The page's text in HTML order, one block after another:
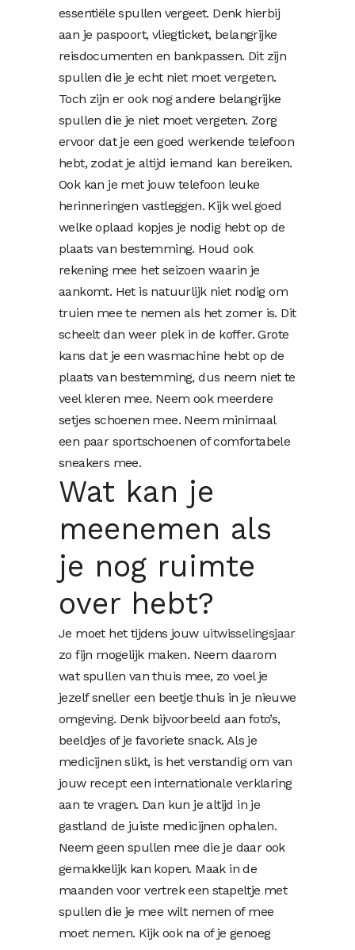
essentiële spullen vergeet. Denk hierbij
aan je paspoort, vliegticket, belangrijke
reisdocumenten en bankpassen. Dit zijn
spullen die je echt niet moet vergeten.
Toch zijn er ook nog andere belangrijke
spullen die je niet moet vergeten. Zorg
ervoor dat je een goed werkende telefoon
hebt, zodat je altijd iemand kan bereiken.
Ook kan je met jouw telefoon leuke
herinneringen vastleggen. Kijk wel goed
welke oplaad kopjes je nodig hebt op de
plaats van bestemming. Houd ook
rekening mee het seizoen waarin je
aankomt. Het is natuurlijk niet nodig om
truien mee te nemen als het zomer is. Dit
scheelt dan weer plek in de koffer. Grote
kans dat je een wasmachine hebt op de
plaats van bestemming, dus neem niet te
veel kleren mee. Neem ook meerdere
setjes schoenen mee. Neem minimaal
een paar sportschoenen of comfortabele
sneakers mee.
Wat kan je
meenemen als
je nog ruimte
over hebt?
Je moet het tijdens jouw uitwisselingsjaar
zo fijn mogelijk maken. Neem daarom
wat spullen van thuis mee, zo voel je
jezelf sneller een beetje thuis in je nieuwe
omgeving. Denk bijvoorbeeld aan foto’s,
beeldjes of je favoriete snack. Als je
medicijnen slikt, is het verstandig om van
jouw recept een internationale verklaring
aan te vragen. Dan kun je altijd in je
gastland de juiste medicijnen ophalen.
Neem geen spullen mee die je daar ook
gemakkelijk kan kopen. Maak in de
maanden voor vertrek een stapeltje met
spullen die je mee wilt nemen of mee
moet nemen. Kijk ook na of je genoeg